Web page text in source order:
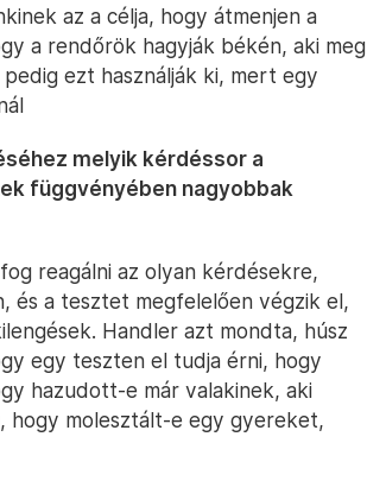
az a célja, hogy átmenjen a
a rendőrök hagyják békén, aki meg
ezt használják ki, mert egy
melyik kérdéssor a
függvényében nagyobbak
reagálni az olyan kérdésekre,
és a tesztet megfelelően végzik el,
Handler azt mondta, húsz
egy teszten el tudja érni, hogy
hazudott-e már valakinek, aki
hogy molesztált-e egy gyereket,